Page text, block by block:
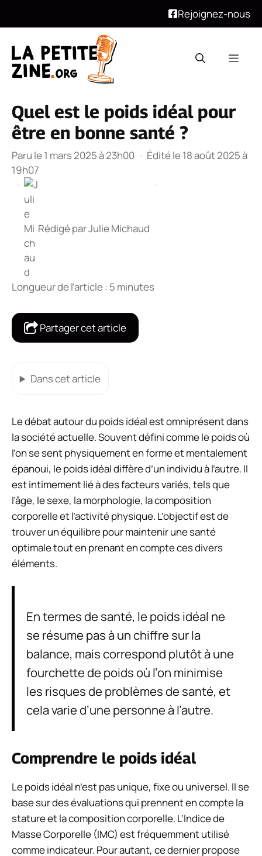
Rejoignez-nous
contenu
Quel est le poids idéal pour
être en bonne santé ?
Paru le 1 mars 2025 à 23h00 · Édité le 18 août 2025 à
19h07
·
Rédigé parJulie Michaud
·
Longueur de l’article : 5 minutes
Partager cet article
Dans cet article
Le débat autour du poids idéal est omniprésent dans
la société actuelle. Souvent défini comme le poids où
l’on se sent physiquement en forme et mentalement
épanoui, le poids idéal diffère d’un individu à l’autre. Il
est intimement lié à des facteurs variés, tels que
l’âge, le sexe, la morphologie, la composition
corporelle et l’activité physique. L’objectif est de
trouver un équilibre pour maintenir une santé
optimale tout en prenant en compte ces divers
éléments.
En termes de santé, le poids idéal ne
se résume pas à un chiffre sur la
balance, mais correspond plutôt à une
fourchette de poids où l’on minimise
les risques de problèmes de santé, et
cela varie d’une personne à l’autre.
Comprendre le poids idéal
Le poids idéal n’est pas unique, fixe ou universel. Il se
base sur des évaluations qui prennent en compte la
stature et la composition corporelle. L’Indice de
Masse Corporelle (IMC) est fréquemment utilisé
comme indicateur. Pour autant, ce dernier propose